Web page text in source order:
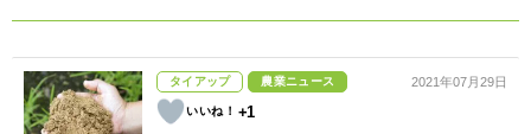
タイアップ 農業ニュース
+1
2021年07月29日